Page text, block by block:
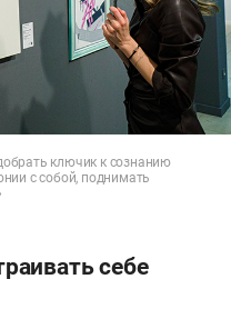
ключик к сознанию
с собой, поднимать
себе